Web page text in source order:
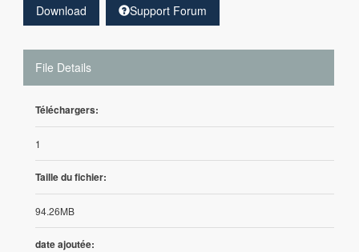
Download Support Forum
File Details
Téléchargers:
1
Taille du fichier:
94.26MB
date ajoutée: